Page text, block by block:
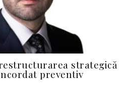
strategică
preventiv